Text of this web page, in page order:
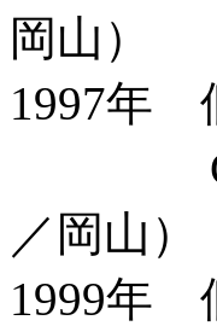
岡山）
1997年
／岡山）
1999年